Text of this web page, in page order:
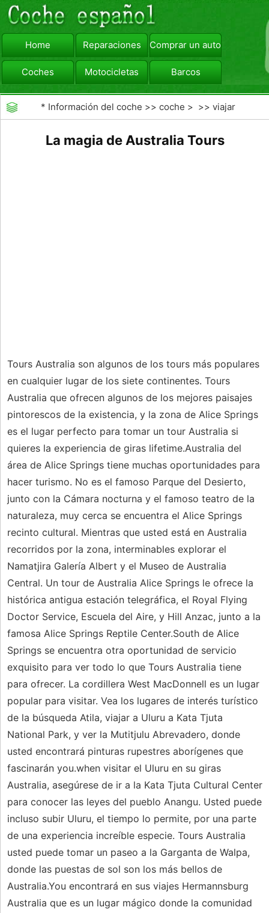
Home Reparaciones Comprar un automóvil
Coches Motocicletas Barcos
viajar Camiones
* Información del coche >>coche > >>viajar
La magia de Australia Tours
Tours Australia son algunos de los tours más populares
en cualquier lugar de los siete continentes. Tours
Australia que ofrecen algunos de los mejores paisajes
pintorescos de la existencia, y la zona de Alice Springs
es el lugar perfecto para tomar un tour Australia si
quieres la experiencia de giras lifetime.Australia del
área de Alice Springs tiene muchas oportunidades para
hacer turismo. No es el famoso Parque del Desierto,
junto con la Cámara nocturna y el famoso teatro de la
naturaleza, muy cerca se encuentra el Alice Springs
recinto cultural. Mientras que usted está en Australia
recorridos por la zona, interminables explorar el
Namatjira Galería Albert y el Museo de Australia
Central. Un tour de Australia Alice Springs le ofrece la
histórica antigua estación telegráfica, el Royal Flying
Doctor Service, Escuela del Aire, y Hill Anzac, junto a la
famosa Alice Springs Reptile Center.South de Alice
Springs se encuentra otra oportunidad de servicio
exquisito para ver todo lo que Tours Australia tiene
para ofrecer. La cordillera West MacDonnell es un lugar
popular para visitar. Vea los lugares de interés turístico
de la búsqueda Atila, viajar a Uluru a Kata Tjuta
National Park, y ver la Mutitjulu Abrevadero, donde
usted encontrará pinturas rupestres aborígenes que
fascinarán you.when visitar el Uluru en su giras
Australia, asegúrese de ir a la Kata Tjuta Cultural Center
para conocer las leyes del pueblo Anangu. Usted puede
incluso subir Uluru, el tiempo lo permite, por una parte
de una experiencia increíble especie. Tours Australia
usted puede tomar un paseo a la Garganta de Walpa,
donde las puestas de sol son los más bellos de
Australia.You encontrará en sus viajes Hermannsburg
Australia que es un lugar mágico donde la comunidad